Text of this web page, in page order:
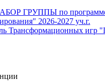
ГРУППЫ по
2026-2027 уч.г.
Трансформационных игр